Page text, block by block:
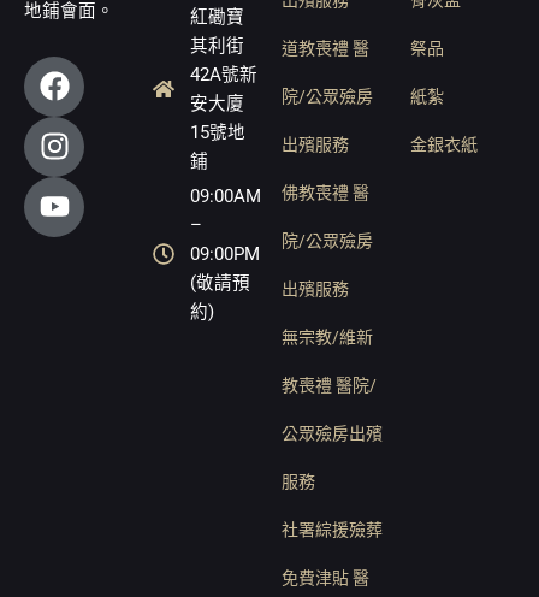
地鋪會面。
F
a
c
e
b
o
I
n
s
t
a
g
Y
o
u
t
u
b
紅磡寶
其利街
42A號新
安大廈
15號地
鋪
09:00AM
–
09:00PM
(敬請預
約)
道教喪禮 醫
院/公眾殮房
出殯服務
佛教喪禮 醫
院/公眾殮房
出殯服務
無宗教/維新
教喪禮 醫院/
公眾殮房出殯
服務
社署綜援殮葬
免費津貼 醫
祭品
紙紮
金銀衣紙